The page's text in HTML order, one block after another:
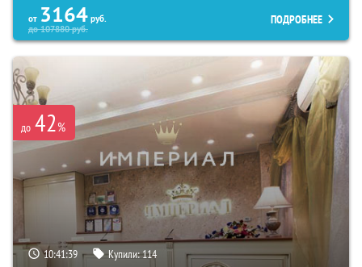
от 3164 руб.
до107880руб.
ПОДРОБНЕЕ
до 42%
10:41:38 Купили:114